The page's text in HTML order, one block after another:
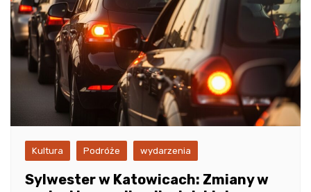
Kultura Podróże wydarzenia
Sylwester w Katowicach: Zmiany w